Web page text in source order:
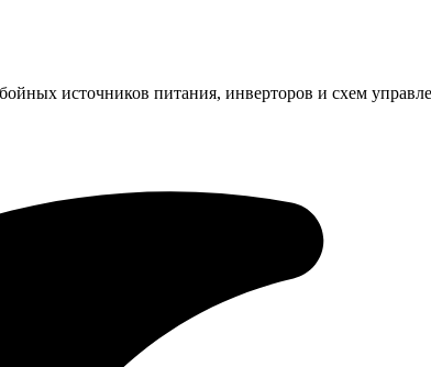
источников питания, инверторов и схем